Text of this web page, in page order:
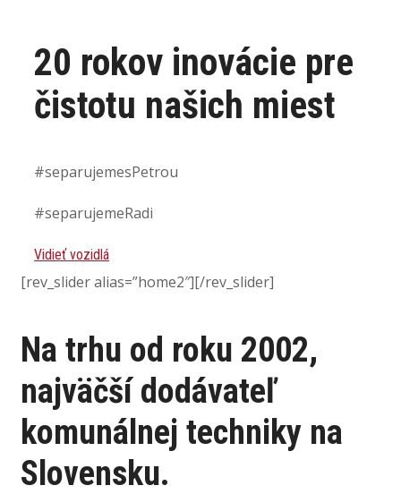
20 rokov inovácie pre
čistotu našich miest
#separujemesPetrou
#separujemeRadi
Vidieť vozidlá
[rev_slider alias=”home2″][/rev_slider]
Na trhu od roku 2002,
najväčšídodávateľ
komunálnej techniky na
Slovensku.